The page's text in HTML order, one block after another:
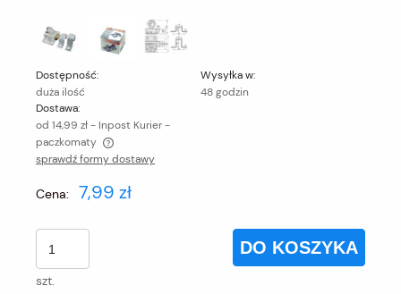
Dostępność:
duża ilość
Wysyłka w:
48 godzin
Dostawa:
od 14,99 zł- Inpost Kurier -
paczkomaty
Cena nie zawiera ewentualnych kosztów płatności
sprawdź formy dostawy
Cena: 7,99 zł
szt.
DO KOSZYKA